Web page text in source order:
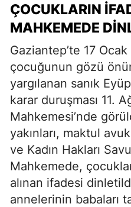
ÇOCUKLARIN
MAHKEMEDE
Gaziantep’te 17
çocuğunun gözü
yargılanan sanık
karar duruşması 11.
Mahkemesi’nde
yakınları, maktul
ve Kadın Hakları
Mahkemede,
alınan ifadesi
annelerinin babaları